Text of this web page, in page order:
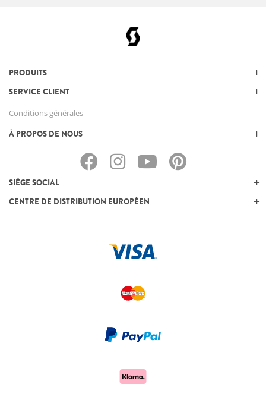
PRODUITS
SERVICE CLIENT
Conditions générales
À PROPOS DE NOUS
SIÈGE SOCIAL
CENTRE DE DISTRIBUTION EUROPÉEN